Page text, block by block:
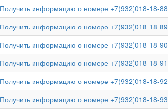
Получить информацию о номере +7(932)018-18-88
Получить информацию о номере +7(932)018-18-89
Получить информацию о номере +7(932)018-18-90
Получить информацию о номере +7(932)018-18-91
Получить информацию о номере +7(932)018-18-92
Получить информацию о номере +7(932)018-18-93